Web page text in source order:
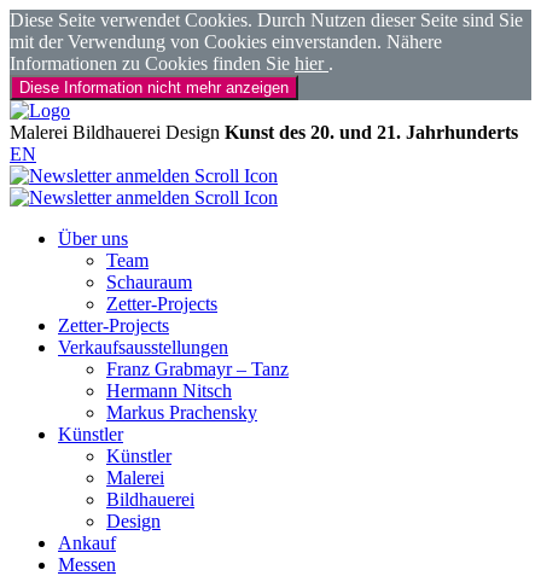
Diese Seite verwendet Cookies. Durch Nutzen dieser Seite sind Sie
mit der Verwendung von Cookies einverstanden. Nähere
Informationen zu Cookies finden Sie hier .
Diese Information nicht mehr anzeigen
Malerei Bildhauerei Design Kunst des 20. und 21. Jahrhunderts
EN
Über uns
Team
Schauraum
Zetter-Projects
Zetter-Projects
Verkaufsausstellungen
Franz Grabmayr – Tanz
Hermann Nitsch
Markus Prachensky
Künstler
Künstler
Malerei
Bildhauerei
Design
Ankauf
Messen